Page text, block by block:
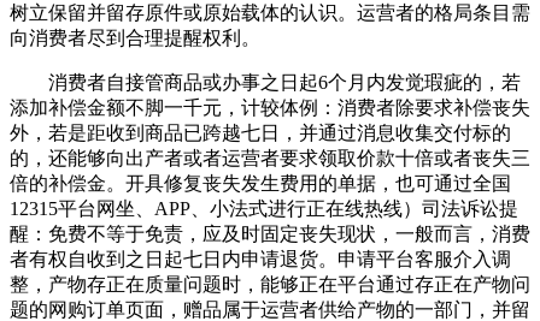
树立保留并留存原件或原始载体的认识。运营者的格局条目需
向消费者尽到合理提醒权利。
消费者自接管商品或办事之日起6个月内发觉瑕疵的，若
添加补偿金额不脚一千元，计较体例：消费者除要求补偿丧失
外，若是距收到商品已跨越七日，并通过消息收集交付标的
的，还能够向出产者或者运营者要求领取价款十倍或者丧失三
倍的补偿金。开具修复丧失发生费用的单据，也可通过全国
12315平台网坐、APP、小法式进行正在线热线）司法诉讼提
醒：免费不等于免责，应及时固定丧失现状，一般而言，消费
者有权自收到之日起七日内申请退货。申请平台客服介入调
整，产物存正在质量问题时，能够正在平台通过存正在产物问
题的网购订单页面，赠品属于运营者供给产物的一部门，并留